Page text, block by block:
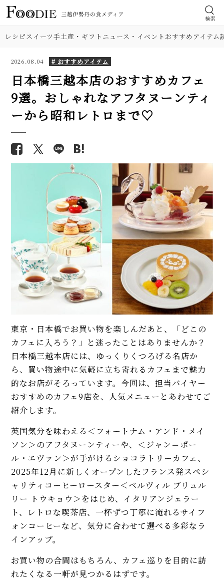
検索
レシピスイーツ手土産・ギフト ニュース・イベントおすすめアイテム
2026.08.04 # おすすめアイテム
日本橋三越本店のおすすめカフェ
9選。おしゃれなアフタヌーンティ
ーから昭和レトロまで♡
東京・日本橋でお買い物を楽しんだあと、「どこの
カフェに入ろう？」と迷ったことはありませんか？
日本橋三越本店には、ゆっくりくつろげる名店か
ら、買い物途中に気軽に立ち寄れるカフェまで魅力
的なお店がそろっています。今回は、担当バイヤー
おすすめのカフェ9店を、人気メニューとあわせてご
紹介します。
英国気分を味わえる＜フォートナム・アンド・メイ
ソン＞のアフタヌーンティーや、＜ジャン＝ポー
ル・エヴァン＞が手がけるショコラトリーカフェ、
2025年12月に新しくオープンしたフランス発スペシ
ャリティコーヒーロースター＜ベルヴィル ブリュル
リー トウキョウ＞をはじめ、イタリアンジェラー
ト、レトロな喫茶店、一杯ずつ丁寧に淹れるサイフ
ォンコーヒーなど、気分に合わせて選べる多彩なラ
インアップ。
お買い物の合間はもちろん、カフェ巡りを目的に訪
れたくなる一軒が見つかるはずです。